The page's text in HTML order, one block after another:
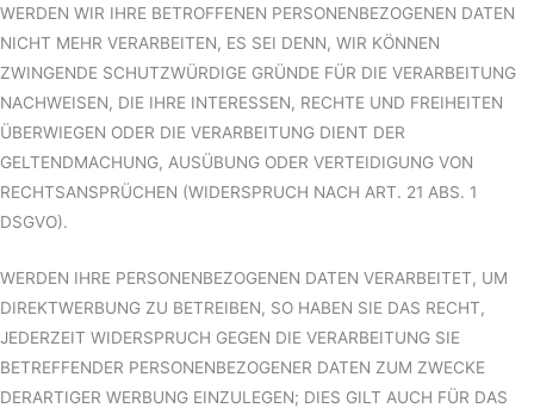
WERDEN WIR IHRE BETROFFENEN PERSONENBEZOGENEN DATEN
NICHT MEHR VERARBEITEN, ES SEI DENN, WIR KÖNNEN
ZWINGENDE SCHUTZWÜRDIGE GRÜNDE FÜR DIE VERARBEITUNG
NACHWEISEN, DIE IHRE INTERESSEN, RECHTE UND FREIHEITEN
ÜBERWIEGEN ODER DIE VERARBEITUNG DIENT DER
GELTENDMACHUNG, AUSÜBUNG ODER VERTEIDIGUNG VON
RECHTSANSPRÜCHEN (WIDERSPRUCH NACH ART. 21 ABS. 1
DSGVO).
WERDEN IHRE PERSONENBEZOGENEN DATEN VERARBEITET, UM
DIREKTWERBUNG ZU BETREIBEN, SO HABEN SIE DAS RECHT,
JEDERZEIT WIDERSPRUCH GEGEN DIE VERARBEITUNG SIE
BETREFFENDER PERSONENBEZOGENER DATEN ZUM ZWECKE
DERARTIGER WERBUNG EINZULEGEN; DIES GILT AUCH FÜR DAS